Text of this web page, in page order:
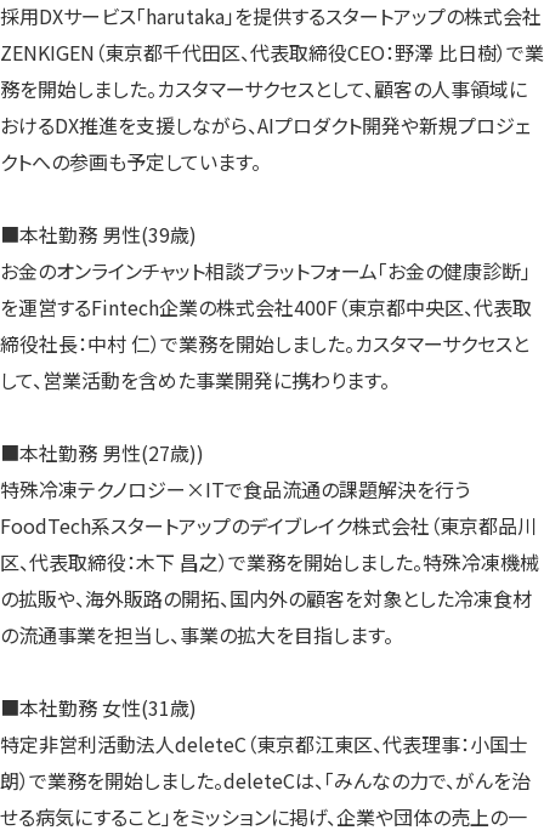
採用DXサービス「harutaka」を提供するスタートアップの株式会社
ZENKIGEN（東京都千代田区、代表取締役CEO：野澤 比日樹）で業
務を開始しました。カスタマーサクセスとして、顧客の人事領域に
おけるDX推進を支援しながら、AIプロダクト開発や新規プロジェ
クトへの参画も予定しています。
■本社勤務 男性(39歳)
お金のオンラインチャット相談プラットフォーム「お金の健康診断」
を運営するFintech企業の株式会社400F（東京都中央区、代表取
締役社長：中村 仁）で業務を開始しました。カスタマーサクセスと
して、営業活動を含めた事業開発に携わります。
■本社勤務 男性(27歳))
特殊冷凍テクノロジー×ITで食品流通の課題解決を行う
FoodTech系スタートアップのデイブレイク株式会社（東京都品川
区、代表取締役：木下 昌之）で業務を開始しました。特殊冷凍機械
の拡販や、海外販路の開拓、国内外の顧客を対象とした冷凍食材
の流通事業を担当し、事業の拡大を目指します。
■本社勤務 女性(31歳)
特定非営利活動法人deleteC（東京都江東区、代表理事：小国士
朗）で業務を開始しました。deleteCは、「みんなの力で、がんを治
せる病気にすること」をミッションに掲げ、企業や団体の売上の一